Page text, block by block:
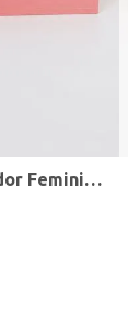
Relógio+Acessório Condor Feminino ROSE